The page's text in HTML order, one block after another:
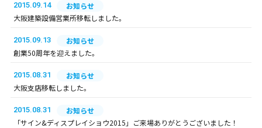
2015.09.14
お知らせ
大阪建築設備営業所移転しました。
2015.09.13
お知らせ
創業50周年を迎えました。
2015.08.31
お知らせ
大阪支店移転しました。
2015.08.31
お知らせ
「サイン&ディスプレイショウ2015」ご来場ありがとうございました！